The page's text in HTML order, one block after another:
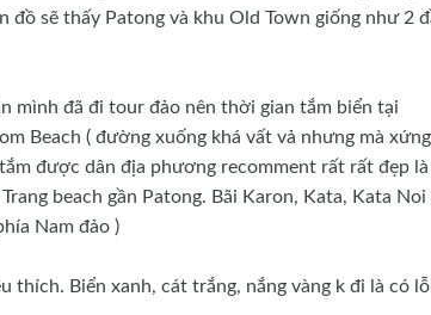
đồ sẽ thấy Patong và khu Old Town giống như 2
mình đã đi tour đảo nên thời gian tắm biển tại
Beach ( đường xuống khá vất vả nhưng mà xứng
được dân địa phương recomment rất rất đẹp là
beach gần Patong. Bãi Karon, Kata, Kata Noi
Nam đảo )
thích. Biển xanh, cát trắng, nắng vàng k đi là có